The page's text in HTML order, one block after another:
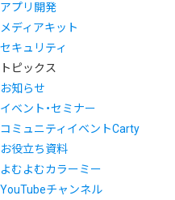
アプリ開発
メディアキット
セキュリティ
トピックス
お知らせ
イベント・セミナー
コミュニティイベントCarty
お役立ち資料
よむよむカラーミー
YouTubeチャンネル